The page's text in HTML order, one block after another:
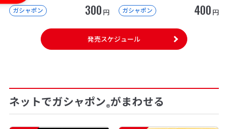
ガシャポン 300 円 ガシャポン 400 円
発売スケジュール
ネットでガシャポン®がまわせる